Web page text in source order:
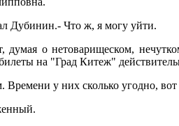
Дубинин.- Что ж, я могу уйти.
о нетоварищеском,
на "Град Китеж"
Времени у них сколько угодно,